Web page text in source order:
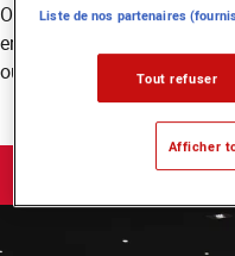
Ouvert à tous les
encadrés par des
ou porteurs de projets
Liste de nos partenaires
Tout refuser
Afficher